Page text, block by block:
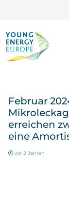
Februar
erreichen
eine
vor 2 Jahren